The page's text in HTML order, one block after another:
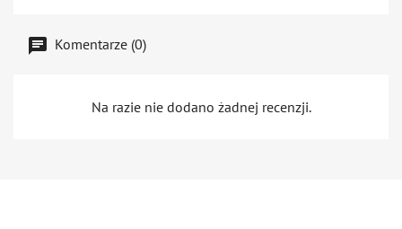
Komentarze (0)
Na razie nie dodano żadnej recenzji.